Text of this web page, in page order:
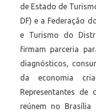
de Estado de
DF) e a Federação
e Turismo do
firmam parceria
diagnósticos,
da economia
Representantes de
reúnem no